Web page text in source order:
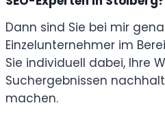
Dann sind Sie bei mir
Einzelunternehmer im
Sie individuell dabei, Ihre
Suchergebnissen
machen.